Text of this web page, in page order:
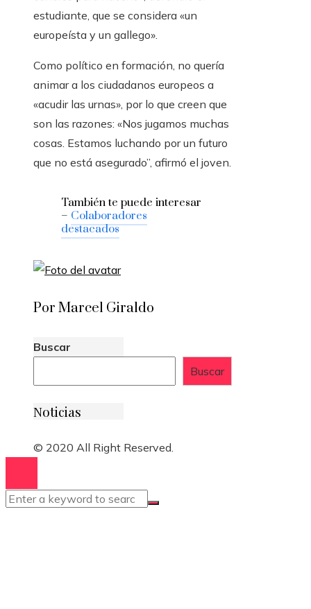
estudiante, que se considera «un
europeísta y un gallego».
Como político en formación, no quería
animar a los ciudadanos europeos a
«acudir las urnas», por lo que creen que
son las razones: «Nos jugamos muchas
cosas. Estamos luchando por un futuro
que no está asegurado”, afirmó el joven.
También te puede interesar
– Colaboradores
destacados
Por Marcel Giraldo
Buscar
Buscar
Noticias
© 2020 All Right Reserved.